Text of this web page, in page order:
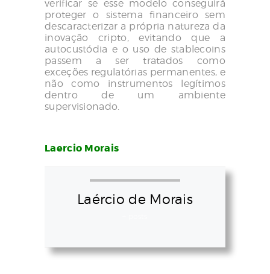
verificar se esse modelo conseguirá
proteger o sistema financeiro sem
descaracterizar a própria natureza da
inovação cripto, evitando que a
autocustódia e o uso de stablecoins
passem a ser tratados como
exceções regulatórias permanentes, e
não como instrumentos legítimos
dentro de um ambiente
supervisionado.
Laercio Morais
Laércio de Morais